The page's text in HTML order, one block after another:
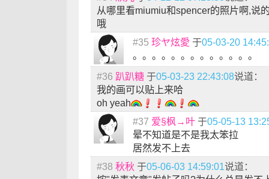
从哪里看miumiu和spencer的照片啊,说
哦
#35 珍ヤ炫愛 于05-03-20
。。。。。。。。。。。。。
#36 趴趴糖 于05-03-23 22:43:08说道：
我的画可以贴上来哈
oh yeah
#37 爱§枫→叶 于05-05-13
晕不知道是不是我太笨拉
居然发不上去
#38 秋秋 于05-06-03 14:59:01说道：